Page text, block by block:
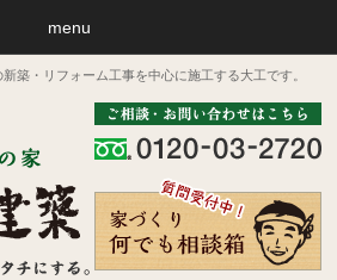
menu
築・リフォーム工事を中心に施工する大工です。